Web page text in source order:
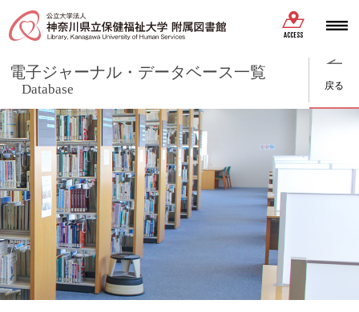
ACCESS
電子ジャーナル・データベース一覧
Database 戻る